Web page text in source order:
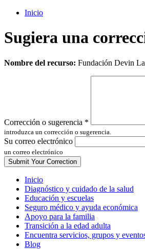
Inicio
Sugiera una
Leave
Nombre del recurso: Fundación Devin
Corrección o sugerencia *
introduzca un corrección o sugerencia.
Su correo electrónico
un correo electrónico
Inicio
Diagnóstico y cuidado de la salud
Educación y escuelas
Seguro médico y ayuda económica
Apoyo para la familia
Transición a la edad adulta
Encuentra servicios, grupos y
Blog